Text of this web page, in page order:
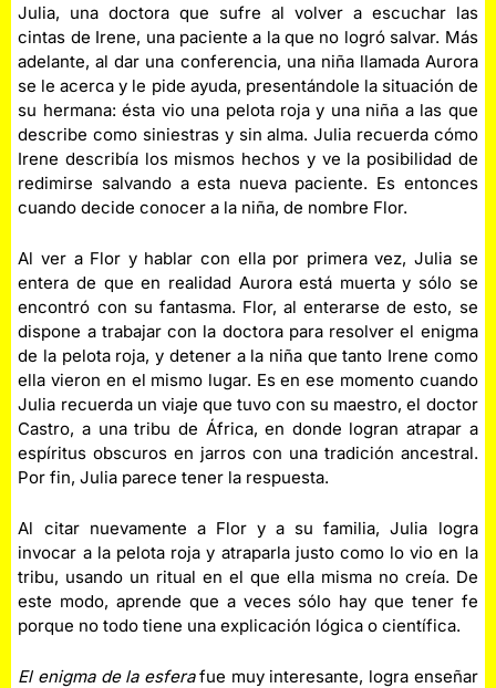
Julia, una doctora que sufre al volver a escuchar las
cintas de Irene, una paciente a la que no logró salvar. Más
adelante, al dar una conferencia, una niña llamada Aurora
se le acerca y le pide ayuda, presentándole la situación de
su hermana: ésta vio una pelota roja y una niña a las que
describe como siniestras y sin alma. Julia recuerda cómo
Irene describía los mismos hechos y ve la posibilidad de
redimirse salvando a esta nueva paciente. Es entonces
cuando decide conocer a la niña, de nombre Flor.
Al ver a Flor y hablar con ella por primera vez, Julia se
entera de que en realidad Aurora está muerta y sólo se
encontró con su fantasma. Flor, al enterarse de esto, se
dispone a trabajar con la doctora para resolver el enigma
de la pelota roja, y detener a la niña que tanto Irene como
ella vieron en el mismo lugar. Es en ese momento cuando
Julia recuerda un viaje que tuvo con su maestro, el doctor
Castro, a una tribu de África, en donde logran atrapar a
espíritus obscuros en jarros con una tradición ancestral.
Por fin, Julia parece tener la respuesta.
Al citar nuevamente a Flor y a su familia, Julia logra
invocar a la pelota roja y atraparla justo como lo vio en la
tribu, usando un ritual en el que ella misma no creía. De
este modo, aprende que a veces sólo hay que tener fe
porque no todo tiene una explicación lógica o científica.
El enigma de la esferafue muy interesante, logra enseñar